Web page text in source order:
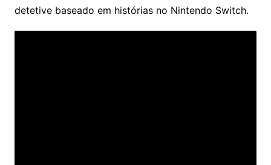
detetive baseado em histórias no Nintendo Switch.